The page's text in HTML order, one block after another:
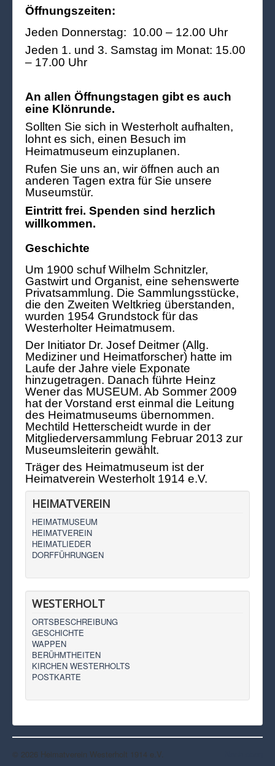
Öffnungszeiten:
Jeden Donnerstag: 10.00 – 12.00 Uhr
Jeden 1. und 3. Samstag im Monat: 15.00
– 17.00 Uhr
An allen Öffnungstagen gibt es auch
eine Klönrunde.
Sollten Sie sich in Westerholt aufhalten,
lohnt es sich, einen Besuch im
Heimatmuseum einzuplanen.
Rufen Sie uns an, wir öffnen auch an
anderen Tagen extra für Sie unsere
Museumstür.
Eintritt frei. Spenden sind herzlich
willkommen.
Geschichte
Um 1900 schuf Wilhelm Schnitzler,
Gastwirt und Organist, eine sehenswerte
Privatsammlung. Die Sammlungsstücke,
die den Zweiten Weltkrieg überstanden,
wurden 1954 Grundstock für das
Westerholter Heimatmusem.
Der Initiator Dr. Josef Deitmer (Allg.
Mediziner und Heimatforscher) hatte im
Laufe der Jahre viele Exponate
hinzugetragen. Danach führte Heinz
Wener das MUSEUM. Ab Sommer 2009
hat der Vorstand erst einmal die Leitung
des Heimatmuseums übernommen.
Mechtild Hetterscheidt wurde in der
Mitgliederversammlung Februar 2013 zur
Museumsleiterin gewählt.
Träger des Heimatmuseum ist der
Heimatverein Westerholt 1914 e.V.
HEIMATVEREIN
HEIMATMUSEUM
HEIMATVEREIN
HEIMATLIEDER
DORFFÜHRUNGEN
WESTERHOLT
ORTSBESCHREIBUNG
GESCHICHTE
WAPPEN
BERÜHMTHEITEN
KIRCHEN WESTERHOLTS
POSTKARTE
© 2026 Heimatverein Westerholt 1914 e.V.